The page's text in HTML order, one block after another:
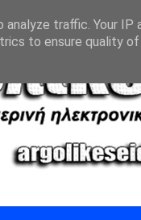
traffic. Your IP
to ensure quality